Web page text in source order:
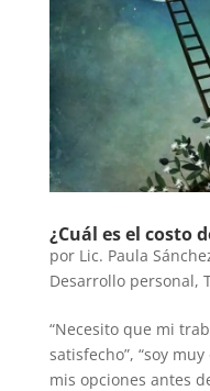
¿Cuál es el costo
por Lic. Paula
Desarrollo personal,
“Necesito que mi
satisfecho”, “soy
mis opciones antes